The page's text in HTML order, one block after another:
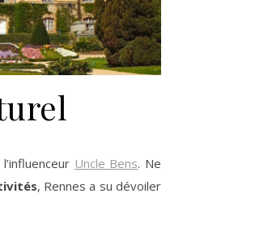
Uncle Bens. Ne
, Rennes a su dévoiler